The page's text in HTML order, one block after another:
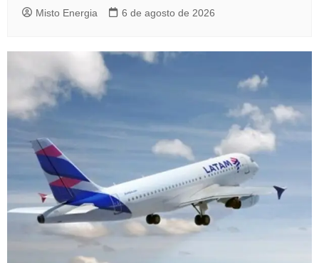
Misto Energia 6 de agosto de 2026